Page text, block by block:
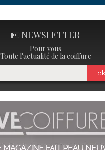
NEWSLETTER
Pour vous
Toute l'actualité de la coiffure
ok